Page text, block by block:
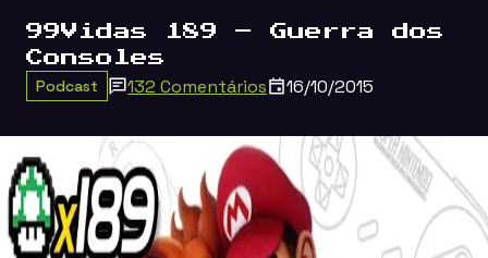
99Vidas 189 – Guerra dos
Consoles
Podcast 132 Comentários 16/10/2015